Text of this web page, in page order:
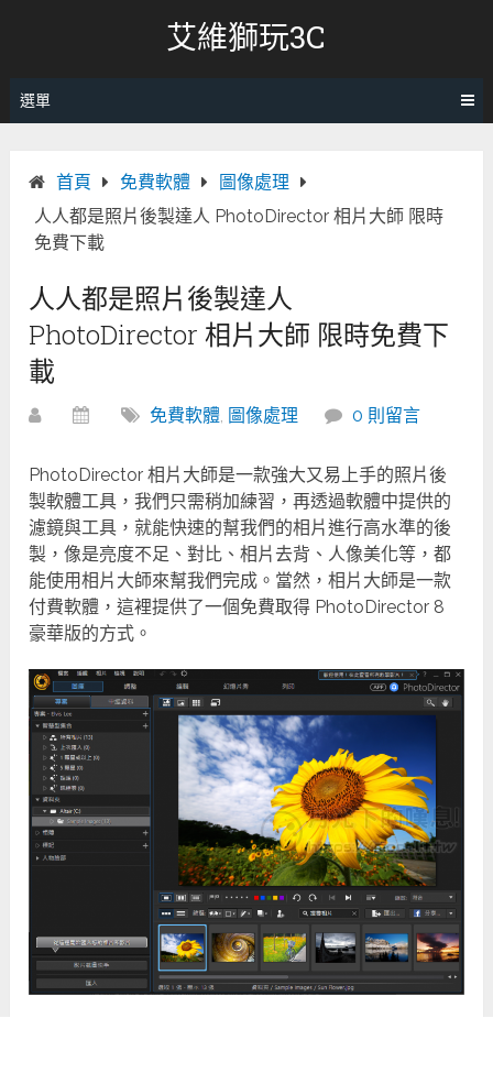
艾維獅玩3C
選單
首頁 免費軟體
圖像處理
人人都是照片後製達人 PhotoDirector 相片大師 限時
免費下載
人人都是照片後製達人
PhotoDirector 相片大師 限時免費下
載
免費軟體, 圖像處理 0 則留言
PhotoDirector 相片大師是一款強大又易上手的照片後
製軟體工具，我們只需稍加練習，再透過軟體中提供的
濾鏡與工具，就能快速的幫我們的相片進行高水準的後
製，像是亮度不足、對比、相片去背、人像美化等，都
能使用相片大師來幫我們完成。當然，相片大師是一款
付費軟體，這裡提供了一個免費取得 PhotoDirector 8
豪華版的方式。